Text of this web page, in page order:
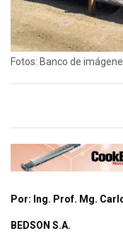
MEDIA KIT
SERVICIOS
CONTÁCTENOS
TÉRMINOS
Fotos: Banco de
Por: Ing. Prof. Mg.
BEDSON S.A.